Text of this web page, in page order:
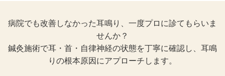
病院でも改善しなかった耳鳴り、一度プロに診てもらいま
せんか？
鍼灸施術で耳・首・自律神経の状態を丁寧に確認し、耳鳴
りの根本原因にアプローチします。